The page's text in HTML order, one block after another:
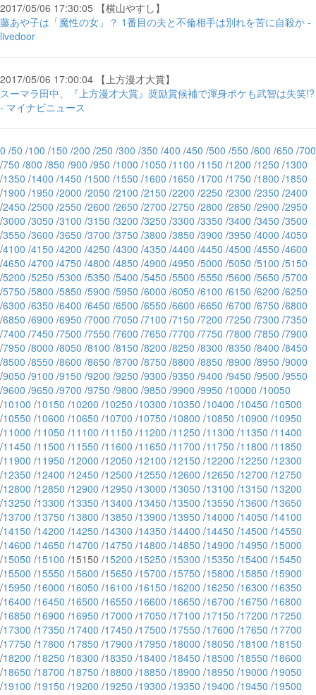
2017/05/06 17:30:05 【横山やすし】
藤あや子は「魔性の女」？ 1番目の夫と不倫相手は別れを苦に自殺か -
livedoor
2017/05/06 17:00:04 【上方漫才大賞】
スーマラ田中、『上方漫才大賞』奨励賞候補で渾身ボケも武智は失笑!?
- マイナビニュース
0 /50 /100 /150 /200 /250 /300 /350 /400 /450 /500 /550 /600 /650 /700
/750 /800 /850 /900 /950 /1000 /1050 /1100 /1150 /1200 /1250 /1300
/1350 /1400 /1450 /1500 /1550 /1600 /1650 /1700 /1750 /1800 /1850
/1900 /1950 /2000 /2050 /2100 /2150 /2200 /2250 /2300 /2350 /2400
/2450 /2500 /2550 /2600 /2650 /2700 /2750 /2800 /2850 /2900 /2950
/3000 /3050 /3100 /3150 /3200 /3250 /3300 /3350 /3400 /3450 /3500
/3550 /3600 /3650 /3700 /3750 /3800 /3850 /3900 /3950 /4000 /4050
/4100 /4150 /4200 /4250 /4300 /4350 /4400 /4450 /4500 /4550 /4600
/4650 /4700 /4750 /4800 /4850 /4900 /4950 /5000 /5050 /5100 /5150
/5200 /5250 /5300 /5350 /5400 /5450 /5500 /5550 /5600 /5650 /5700
/5750 /5800 /5850 /5900 /5950 /6000 /6050 /6100 /6150 /6200 /6250
/6300 /6350 /6400 /6450 /6500 /6550 /6600 /6650 /6700 /6750 /6800
/6850 /6900 /6950 /7000 /7050 /7100 /7150 /7200 /7250 /7300 /7350
/7400 /7450 /7500 /7550 /7600 /7650 /7700 /7750 /7800 /7850 /7900
/7950 /8000 /8050 /8100 /8150 /8200 /8250 /8300 /8350 /8400 /8450
/8500 /8550 /8600 /8650 /8700 /8750 /8800 /8850 /8900 /8950 /9000
/9050 /9100 /9150 /9200 /9250 /9300 /9350 /9400 /9450 /9500 /9550
/9600 /9650 /9700 /9750 /9800 /9850 /9900 /9950 /10000 /10050
/10100 /10150 /10200 /10250 /10300 /10350 /10400 /10450 /10500
/10550 /10600 /10650 /10700 /10750 /10800 /10850 /10900 /10950
/11000 /11050 /11100 /11150 /11200 /11250 /11300 /11350 /11400
/11450 /11500 /11550 /11600 /11650 /11700 /11750 /11800 /11850
/11900 /11950 /12000 /12050 /12100 /12150 /12200 /12250 /12300
/12350 /12400 /12450 /12500 /12550 /12600 /12650 /12700 /12750
/12800 /12850 /12900 /12950 /13000 /13050 /13100 /13150 /13200
/13250 /13300 /13350 /13400 /13450 /13500 /13550 /13600 /13650
/13700 /13750 /13800 /13850 /13900 /13950 /14000 /14050 /14100
/14150 /14200 /14250 /14300 /14350 /14400 /14450 /14500 /14550
/14600 /14650 /14700 /14750 /14800 /14850 /14900 /14950 /15000
/15050 /15100 /15150 /15200 /15250 /15300 /15350 /15400 /15450
/15500 /15550 /15600 /15650 /15700 /15750 /15800 /15850 /15900
/15950 /16000 /16050 /16100 /16150 /16200 /16250 /16300 /16350
/16400 /16450 /16500 /16550 /16600 /16650 /16700 /16750 /16800
/16850 /16900 /16950 /17000 /17050 /17100 /17150 /17200 /17250
/17300 /17350 /17400 /17450 /17500 /17550 /17600 /17650 /17700
/17750 /17800 /17850 /17900 /17950 /18000 /18050 /18100 /18150
/18200 /18250 /18300 /18350 /18400 /18450 /18500 /18550 /18600
/18650 /18700 /18750 /18800 /18850 /18900 /18950 /19000 /19050
/19100 /19150 /19200 /19250 /19300 /19350 /19400 /19450 /19500